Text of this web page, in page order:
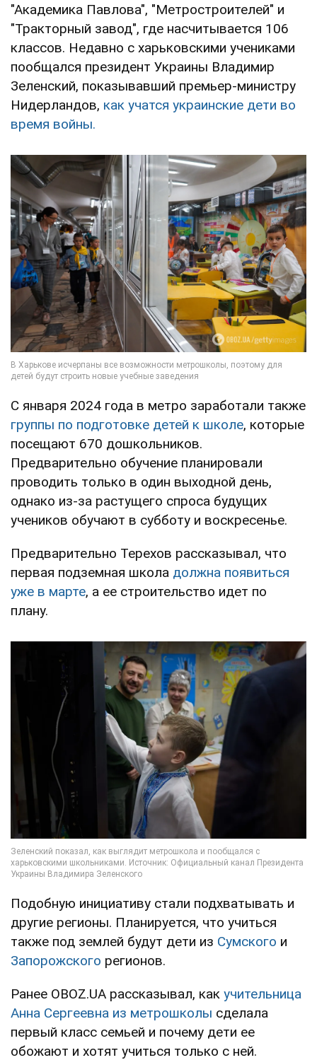
"Академика Павлова", "Метростроителей" и
"Тракторный завод", где насчитывается 106
классов. Недавно с харьковскими учениками
пообщался президент Украины Владимир
Зеленский, показывавший премьер-министру
Нидерландов, как учатся украинские дети во
время войны.
С января 2024 года в метро заработали также
группы по подготовке детей к школе, которые
посещают 670 дошкольников.
Предварительно обучение планировали
проводить только в один выходной день,
однако из-за растущего спроса будущих
учеников обучают в субботу и воскресенье.
Предварительно Терехов рассказывал, что
первая подземная школа должна появиться
уже в марте, а ее строительство идет по
плану.
Подобную инициативу стали подхватывать и
другие регионы. Планируется, что учиться
также под землей будут дети из Сумского и
Запорожского регионов.
Ранее OBOZ.UA рассказывал, как учительница
Анна Сергеевна из метрошколы сделала
первый класс семьей и почему дети ее
обожают и хотят учиться только с ней.